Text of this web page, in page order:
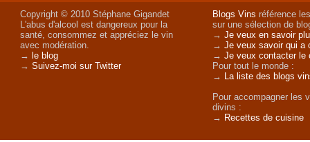
Copyright © 2010 Stéphane Gigandet
L'abus d'alcool est dangereux pour la
santé, consommez et appréciez le vin
avec modération.
→ le blog
→Suivez-moi sur Twitter
Blogs Vins référence
sur une sélection de
→Je veux en savoir
→Je veux savoir qui a
→Je veux contacter le
Pour tout le monde :
→ La liste des blogs
Pour accompagner les
divins :
→ Recettes de cuisine